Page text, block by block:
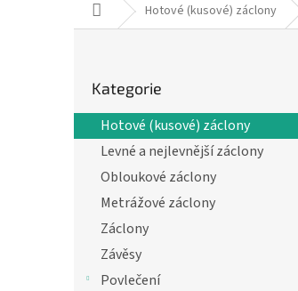
Domů Hotové (kusové) záclony
r
a
kategorie
Kategorie
Hotové (kusové) záclony
Levné a nejlevnější záclony
Obloukové záclony
Metrážové záclony
Záclony
Závěsy
Povlečení